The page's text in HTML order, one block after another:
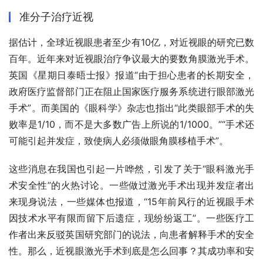
准分子治疗近视
据估计，全球近视眼患者至少有10亿，对近视眼的研究已数
百年。近年来对近视眼治疗争议最大的要数角膜激光手术。
英国《星期日泰晤士报》报道“由于担心患者的长期安全，
政府医疗监督部门正在阻止国家医疗服务系统进行眼部激光
手术”。而美国的《眼科学》杂志也指出“此类眼部手术的失
败率是1/10，而不是大多数广告上所说的1/1000。”“手术还
可能引起并发症，致使病人必须做眼角膜移植手术”。
这些消息在我国也引起一片哗然，引发了关于“眼科激光手
术安全性”的火热讨论。一些做过激光手术出现并发症者出
来现身说法，一些媒体也报道，“15年前风行的近视眼手术
因技术水平有限而留下后遗症，现纷纷返工”。一些医疗工
作者出来反驳英国研究部门的说法，向患者解释手术的安全
性。那么，近视眼激光手术到底是怎么回事？其成功率和安